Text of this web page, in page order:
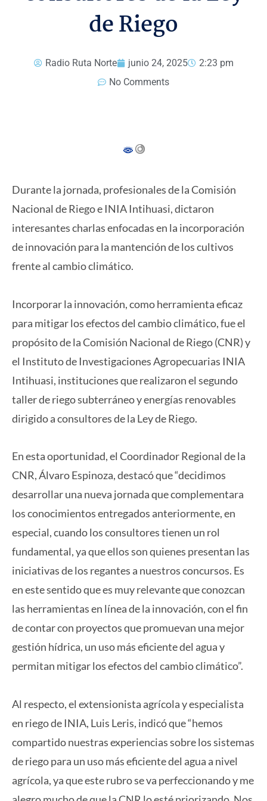
de Riego
Radio Ruta Norte junio 24, 2025
2:23 pm
No Comments
Durante la jornada, profesionales de la Comisión
Nacional de Riego e INIA Intihuasi, dictaron
interesantes charlas enfocadas en la incorporación
de innovación para la mantención de los cultivos
frente al cambio climático.
Incorporar la innovación, como herramienta eficaz
para mitigar los efectos del cambio climático, fue el
propósito de la Comisión Nacional de Riego (CNR) y
el Instituto de Investigaciones Agropecuarias INIA
Intihuasi, instituciones que realizaron el segundo
taller de riego subterráneo y energías renovables
dirigido a consultores de la Ley de Riego.
En esta oportunidad, el Coordinador Regional de la
CNR, Álvaro Espinoza, destacó que “decidimos
desarrollar una nueva jornada que complementara
los conocimientos entregados anteriormente, en
especial, cuando los consultores tienen un rol
fundamental, ya que ellos son quienes presentan las
iniciativas de los regantes a nuestros concursos. Es
en este sentido que es muy relevante que conozcan
las herramientas en línea de la innovación, con el fin
de contar con proyectos que promuevan una mejor
gestión hídrica, un uso más eficiente del agua y
permitan mitigar los efectos del cambio climático”.
Al respecto, el extensionista agrícola y especialista
en riego de INIA, Luis Leris, indicó que “hemos
compartido nuestras experiencias sobre los sistemas
de riego para un uso más eficiente del agua a nivel
agrícola, ya que este rubro se va perfeccionando y me